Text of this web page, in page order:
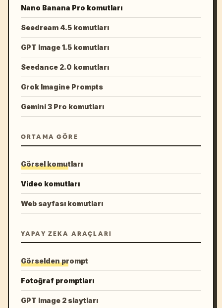
Nano Banana Pro komutları
Seedream 4.5 komutları
GPT Image 1.5 komutları
Seedance 2.0 komutları
Grok Imagine Prompts
Gemini 3 Pro komutları
ORTAMA GÖRE
Görsel komutları
Video komutları
Web sayfası komutları
YAPAY ZEKA ARAÇLARI
Görselden prompt
Fotoğraf promptları
GPT Image 2 slaytları